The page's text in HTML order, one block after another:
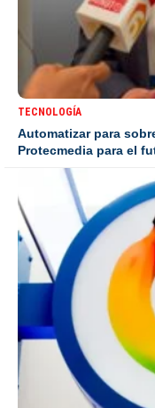
TECNOLOGÍA
Automatizar para
Protecmedia para el